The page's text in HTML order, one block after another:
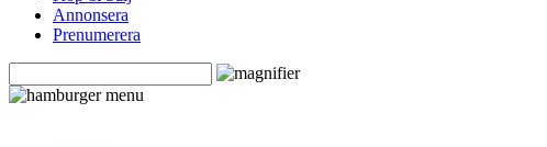
Annonsera
Prenumerera